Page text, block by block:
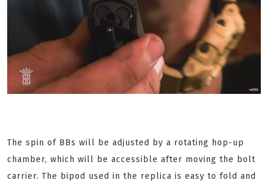
The spin of BBs will be adjusted by a rotating hop-up
chamber, which will be accessible after moving the bolt
carrier. The bipod used in the replica is easy to fold and